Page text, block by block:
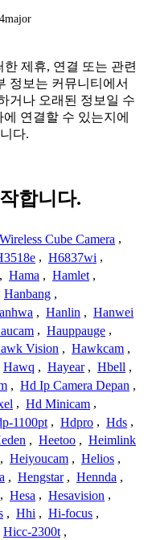
한 제휴, 연결 또는 관련
정보는 커뮤니티에서
거나 오래된 정보일 수
연결할 수 있는지에
다.
합니다.
Cube Camera ,
, H6837wi ,
, Hama , Hamlet ,
Hanbang ,
, Hanlin , Hanwei
, Hauppauge ,
Vision , Hawkcam ,
Hawq , Hayear , Hbell ,
, Hd Ip Camera Depan ,
, Hd Minicam ,
1100pt , Hdpro , Hds ,
, Heetoo , Heimlink
, Heiyoucam , Helios ,
, Hengstar , Hennda ,
, Hesa , Hesavision ,
, Hhi , Hi-focus ,
Hicc-2300t ,